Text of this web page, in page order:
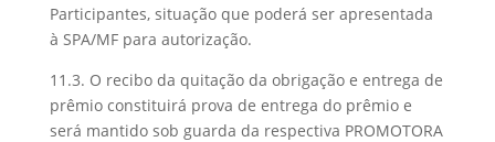
Participantes, situação que poderá ser apresentada
à SPA/MF para autorização.
11.3. O recibo da quitação da obrigação e entrega de
prêmio constituirá prova de entrega do prêmio e
será mantido sob guarda da respectiva PROMOTORA